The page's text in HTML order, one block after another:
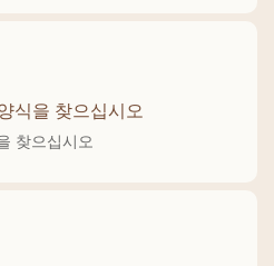
식을 찾으십시오
찾으십시오